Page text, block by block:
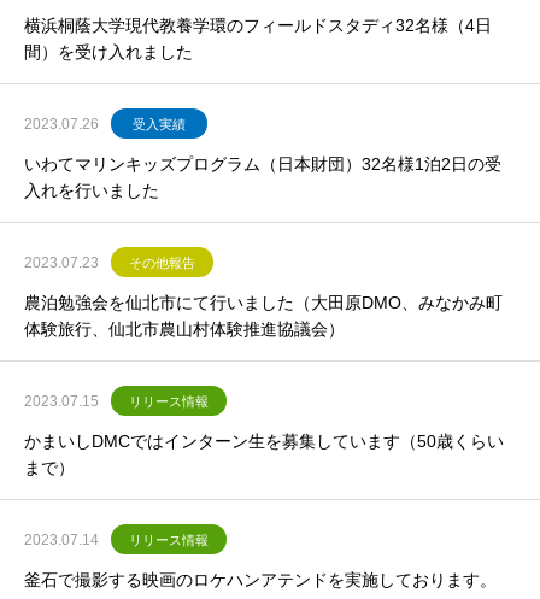
横浜桐蔭大学現代教養学環のフィールドスタディ32名様（4日
間）を受け入れました
2023.07.26 受入実績
いわてマリンキッズプログラム（日本財団）32名様1泊2日の受
入れを行いました
2023.07.23 その他報告
農泊勉強会を仙北市にて行いました（大田原DMO、みなかみ町
体験旅行、仙北市農山村体験推進協議会）
2023.07.15 リリース情報
かまいしDMCではインターン生を募集しています（50歳くらい
まで）
2023.07.14 リリース情報
釜石で撮影する映画のロケハンアテンドを実施しております。